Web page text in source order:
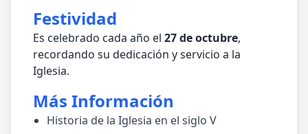
Festividad
Es celebrado cada año el 27 de octubre,
recordando su dedicación y servicio a la
Iglesia.
Más Información
Historia de la Iglesia en el siglo V